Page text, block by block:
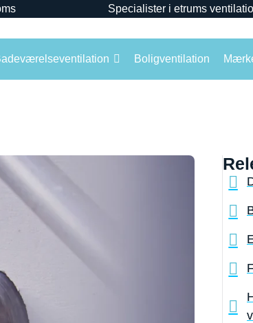
Specialister i etrums
Boligventilation